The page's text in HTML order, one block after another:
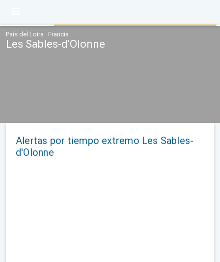
País del Loira · Francia
Les Sables-d'Olonne
Alertas por tiempo extremo Les Sables-
d'Olonne